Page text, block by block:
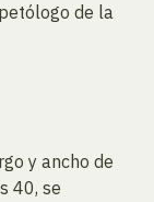
de la
y ancho de
40, se